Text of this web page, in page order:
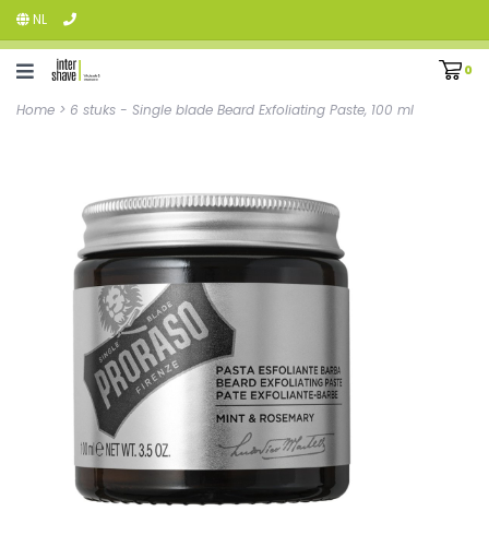
NL
0
Home > 6 stuks - Single blade Beard Exfoliating Paste, 100 ml